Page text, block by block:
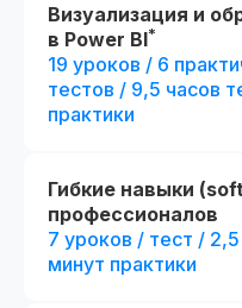
Визуализация и
в Power BI*
19 уроков / 6
тестов / 9,5 часов
практики
Гибкие навыки
профессионалов
7 уроков / тест /
минут практики